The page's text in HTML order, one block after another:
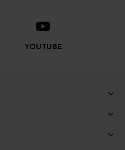
YOUTUBE